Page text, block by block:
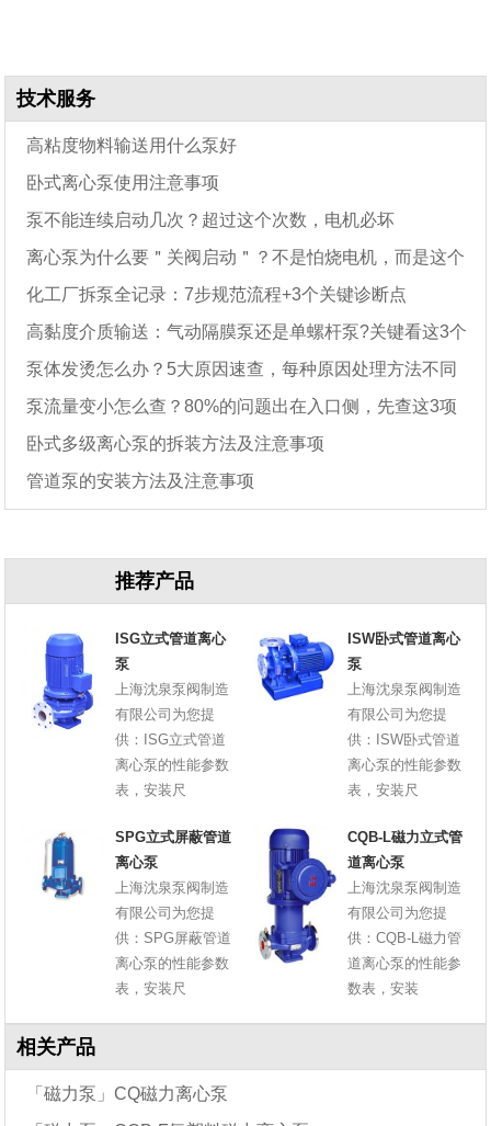
技术服务
高粘度物料输送用什么泵好
卧式离心泵使用注意事项
泵不能连续启动几次？超过这个次数，电机必坏
离心泵为什么要＂关阀启动＂？不是怕烧电机，而是这个
原因化工厂拆泵全记录：7步规范流程+3个关键诊断点
高黏度介质输送：气动隔膜泵还是单螺杆泵?关键看这3个
参数泵体发烫怎么办？5大原因速查，每种原因处理方法不同
泵流量变小怎么查？80%的问题出在入口侧，先查这3项
卧式多级离心泵的拆装方法及注意事项
管道泵的安装方法及注意事项
推荐产品
ISG立式管道离心
泵
上海沈泉泵阀制造
有限公司为您提
供：ISG立式管道
离心泵的性能参数
表，安装尺
ISW卧式管道离心
泵
上海沈泉泵阀制造
有限公司为您提
供：ISW卧式管道
离心泵的性能参数
表，安装尺
SPG立式屏蔽管道
离心泵
上海沈泉泵阀制造
有限公司为您提
供：SPG屏蔽管道
离心泵的性能参数
表，安装尺
CQB-L磁力立式管
道离心泵
上海沈泉泵阀制造
有限公司为您提
供：CQB-L磁力管
道离心泵的性能参
数表，安装
相关产品
「磁力泵」CQ磁力离心泵